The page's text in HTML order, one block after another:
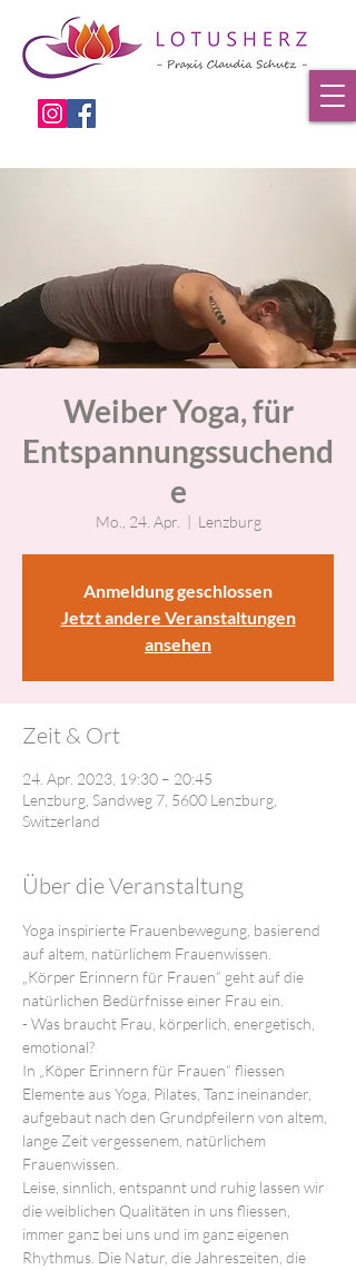
Weiber Yoga, für
Entspannungssuchend
e
Mo., 24. Apr.
  |
Lenzburg
Anmeldung geschlossen
Jetzt andere Veranstaltungen
ansehen
Zeit & Ort
24. Apr. 2023, 19:30 – 20:45
Lenzburg, Sandweg 7, 5600 Lenzburg,
Switzerland
Über die Veranstaltung
Yoga inspirierte Frauenbewegung, basierend
auf altem, natürlichem Frauenwissen.
„Körper Erinnern für Frauen“ geht auf die
natürlichen Bedürfnisse einer Frau ein.
- Was braucht Frau, körperlich, energetisch,
emotional?
In „Köper Erinnern für Frauen“ fliessen
Elemente aus Yoga, Pilates, Tanz ineinander,
aufgebaut nach den Grundpfeilern von altem,
lange Zeit vergessenem, natürlichem
Frauenwissen.
Leise, sinnlich, entspannt und ruhig lassen wir
die weiblichen Qualitäten in uns fliessen,
immer ganz bei uns und im ganz eigenen
Rhythmus. Die Natur, die Jahreszeiten, die